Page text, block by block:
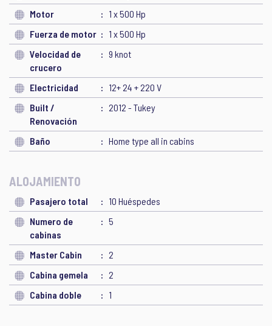
Motor
1 x 500 Hp
Fuerza de motor
1 x 500 Hp
Velocidad de
crucero
9 knot
Electricidad
12+ 24 + 220 V
Built /
Renovación
2012 - Tukey
Baño Home type all in cabins
ALOJAMIENTO
Pasajero total
10 Huéspedes
Numero de
cabinas
5
Master Cabin
2
Cabina gemela
2
Cabina doble
1